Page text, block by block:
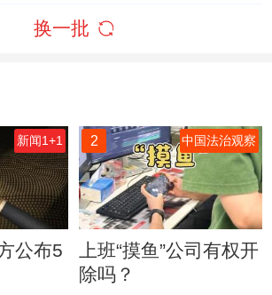
考古记（一）
换一批
新闻1+1
公布5
2 中国法治观察
上班“摸鱼”公司有权开
除吗？